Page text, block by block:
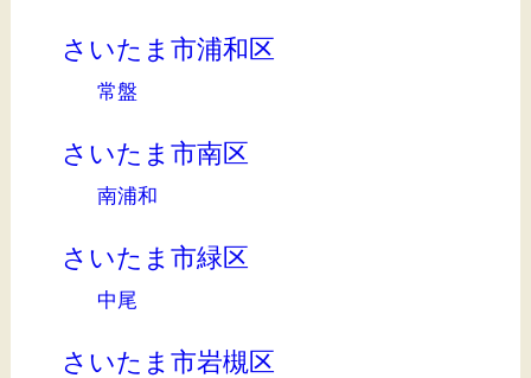
さいたま市浦和区
常盤
さいたま市南区
南浦和
さいたま市緑区
中尾
さいたま市岩槻区